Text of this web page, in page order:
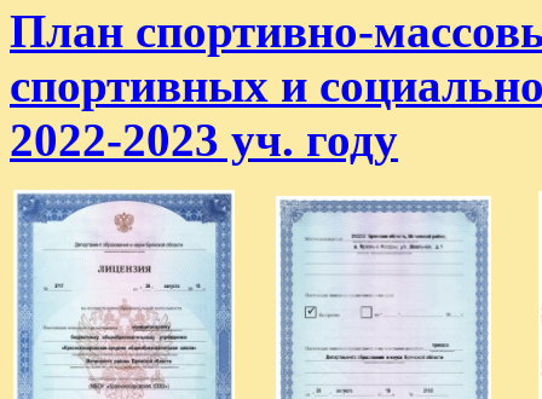
План спортивно-
спортивных и
2022-2023 уч. году